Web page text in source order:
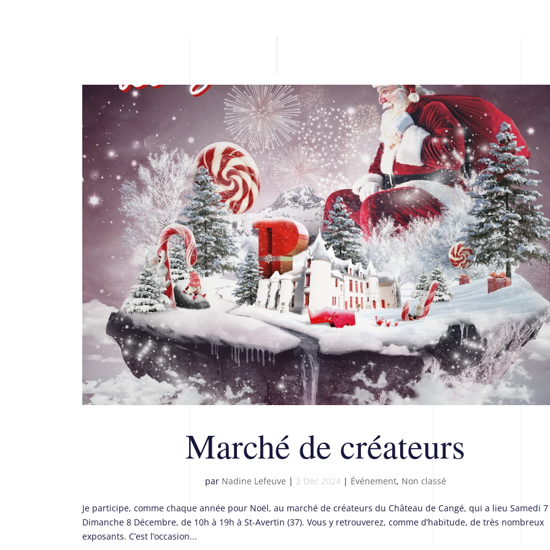
Marché de créateurs
par Nadine Lefeuve | 2 Déc 2024| Événement, Non classé
Je participe, comme chaque année pour Noël, au marché de créateurs du Château de Cangé, qui a lieu Samedi
Dimanche 8 Décembre, de 10h à 19h à St-Avertin (37). Vous y retrouverez, comme d’habitude, de très nombreux
exposants. C’est l’occasion...